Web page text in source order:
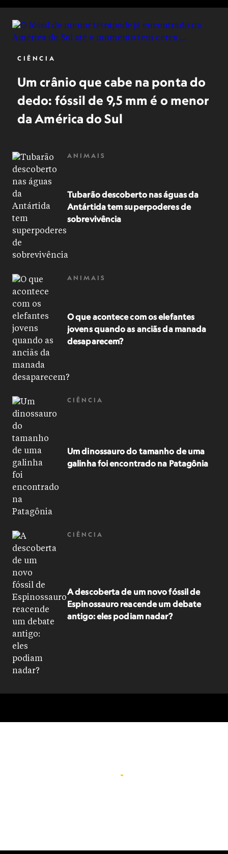
CIÊNCIA
Um crânio que cabe na ponta do
dedo: fóssil de 9,5 mm é o menor
da América do Sul
ANIMAIS
Tubarão descoberto nas águas da
Antártida tem superpoderes de
sobrevivência
ANIMAIS
O que acontece com os elefantes
jovens quando as anciãs da manada
desaparecem?
CIÊNCIA
Um dinossauro do tamanho de uma
galinha foi encontrado na Patagônia
CIÊNCIA
A descoberta de um novo fóssil de
Espinossauro reacende um debate
antigo: eles podiam nadar?